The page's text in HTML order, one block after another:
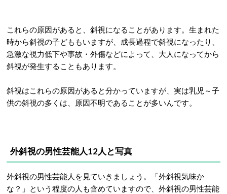
これらの原因があると、斜視になることがあります。生まれた
時から斜視の子どももいますが、成長過程で斜視になったり、
急激な視力低下や事故・外傷などによって、大人になってから
斜視が発生することもあります。
斜視はこれらの原因があると分かっていますが、実は乳児～子
供の斜視の多くは、原因不明であることが多いんです。
外斜視の男性芸能人12人と写真
外斜視の男性芸能人を見ていきましょう。「外斜視気味か
な？」という程度の人も含めていますので、外斜視の男性芸能